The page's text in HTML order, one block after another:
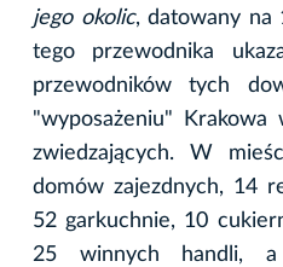
jego okolic, datowany na
tego przewodnika
przewodników tych
"wyposażeniu"
zwiedzających. W
domów zajezdnych, 14
52 garkuchnie, 10
25 winnych handli,